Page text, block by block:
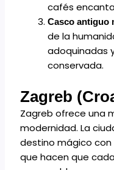
cafés
Casco antiguo
de la
adoquinadas
conservada.
Zagreb
Zagreb ofrece una
modernidad. La
destino mágico con
que hacen que